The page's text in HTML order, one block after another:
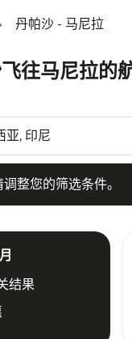
丹帕沙 - 马尼拉
往马尼拉的
整您的筛选条件。
整您的筛选条件。
结果